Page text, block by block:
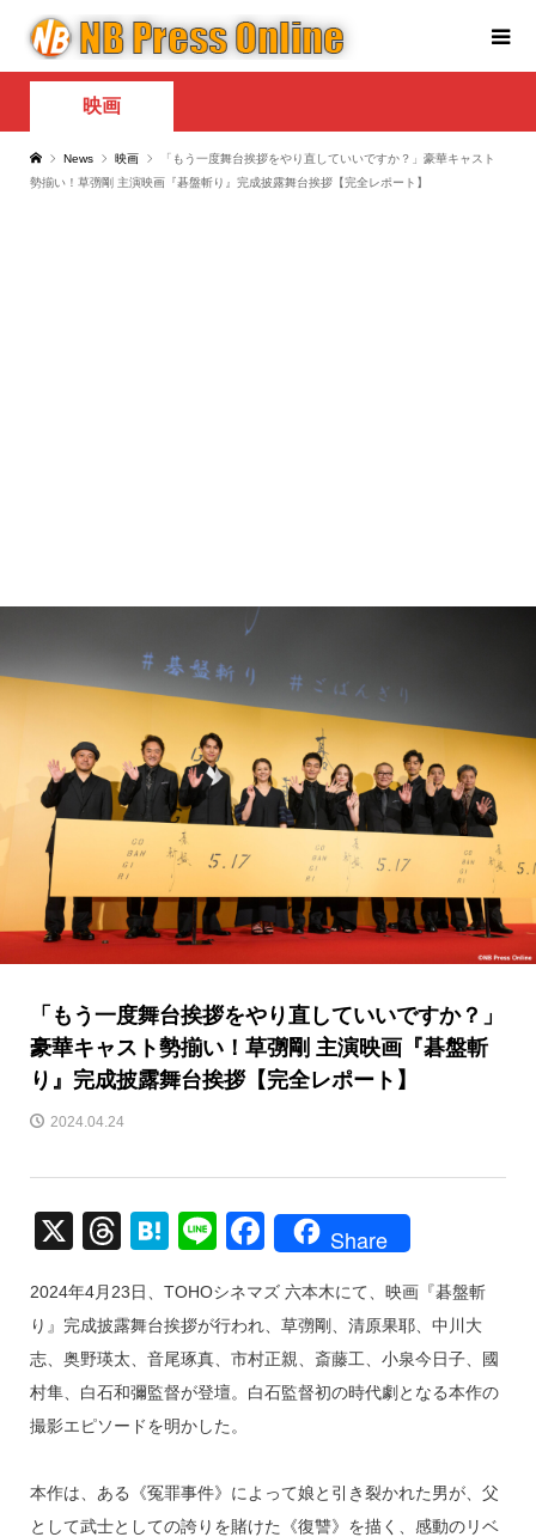
映画
News 映画
「もう一度舞台挨拶をやり直していいですか？」豪華キャスト
勢揃い！草彅剛 主演映画『碁盤斬り』完成披露舞台挨拶【完全レポート】
「もう一度舞台挨拶をやり直していいですか？」
豪華キャスト勢揃い！草彅剛 主演映画『碁盤斬
り』完成披露舞台挨拶【完全レポート】
2024.04.24
X
T
e
a
d
s
H
e
n
a
Li
e
F
c
e
b
k
Share
2024年4月23日、TOHOシネマズ 六本木にて、映画『碁盤斬
り』完成披露舞台挨拶が行われ、草彅剛、清原果耶、中川大
志、奥野瑛太、音尾琢真、市村正親、斎藤工、小泉今日子、國
村隼、白石和彌監督が登壇。白石監督初の時代劇となる本作の
撮影エピソードを明かした。
本作は、ある《冤罪事件》によって娘と引き裂かれた男が、父
として武士としての誇りを賭けた《復讐》を描く、感動のリベ